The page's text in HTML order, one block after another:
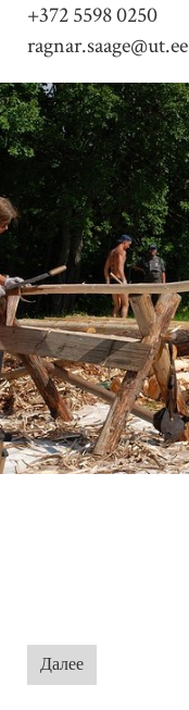
+372 5598 0250
ragnar.saage@ut.ee
Далее